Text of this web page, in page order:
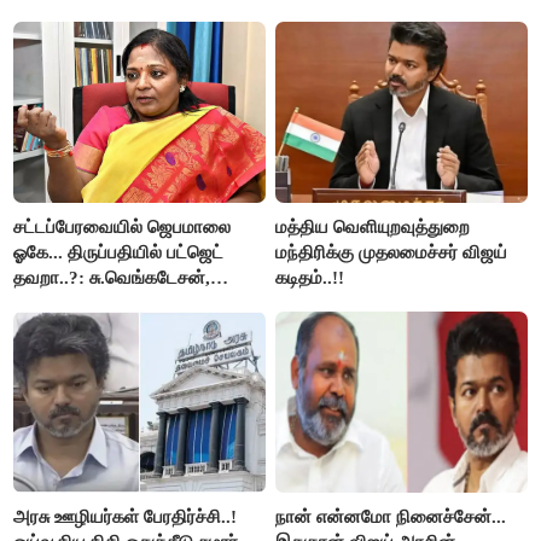
சட்டப்பேரவையில் ஜெபமாலை
ஓகே... திருப்பதியில் பட்ஜெட்
தவறா..?: சு.வெங்கடேசன்,
கேள்வி..!
மத்திய வெளியுறவுத்துறை
மந்திரிக்கு முதலமைச்சர் விஜய்
கடிதம்..!!
அரசு ஊழியர்கள் பேரதிர்ச்சி..!
நான் என்னமோ நினைச்சேன்...